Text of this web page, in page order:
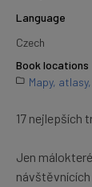
Language
Czech
Book locations
Mapy,
17 nejlepších
Jen